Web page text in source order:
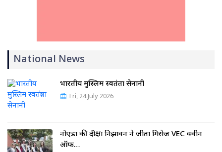
National News
भारतीय मुस्लिम स्वतंत्रता सेनानी
Fri, 24 July 2026
नोएडा की दीक्षा निझावन ने जीता मिसेज VEC क्वीन
ऑफ…